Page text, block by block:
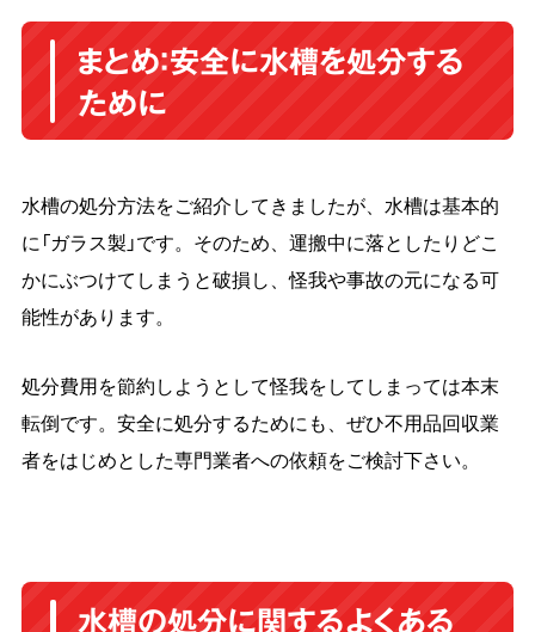
まとめ：安全に水槽を処分する
ために
水槽の処分方法をご紹介してきましたが、水槽は基本的
に「ガラス製」です。そのため、運搬中に落としたりどこ
かにぶつけてしまうと破損し、怪我や事故の元になる可
能性があります。
処分費用を節約しようとして怪我をしてしまっては本末
転倒です。安全に処分するためにも、ぜひ不用品回収業
者をはじめとした専門業者への依頼をご検討下さい。
水槽の処分に関するよくある